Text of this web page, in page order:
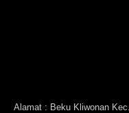
Alamat : Beku Kliwonan